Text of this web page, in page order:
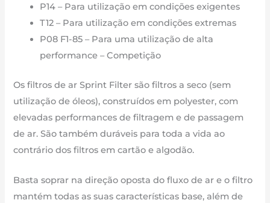
P14 – Para utilização em condições exigentes
T12 – Para utilização em condições extremas
P08 F1-85 – Para uma utilização de alta
performance – Competição
Os filtros de ar Sprint Filter são filtros a seco (sem
utilização de óleos), construídos em polyester, com
elevadas performances de filtragem e de passagem
de ar. São também duráveis para toda a vida ao
contrário dos filtros em cartão e algodão.
Basta soprar na direção oposta do fluxo de ar e o filtro
mantém todas as suas características base, além de